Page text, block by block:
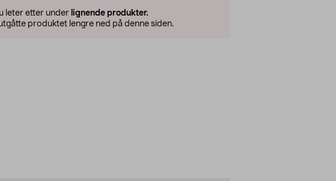
leter etter under lignende produkter.
produktet lengre ned på denne siden.